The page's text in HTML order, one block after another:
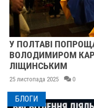
У ПОЛТАВІ
ВОЛОДИМИРОМ
ЛІЩИНСЬКИМ
25 листопада 2025 0
БЛОГИ